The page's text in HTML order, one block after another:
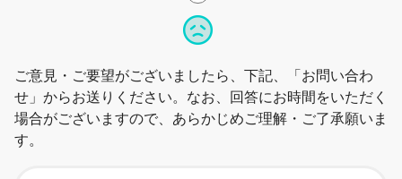
ご意見・ご要望がございましたら、下記、「お問い合わ
せ」からお送りください。なお、回答にお時間をいただく
場合がございますので、あらかじめご理解・ご了承願いま
す。